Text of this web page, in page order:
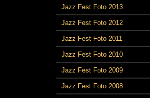
Jazz Fest Foto 2013
Jazz Fest Foto 2012
Jazz Fest Foto 2011
Jazz Fest Foto 2010
Jazz Fest Foto 2009
Jazz Fest Foto 2008